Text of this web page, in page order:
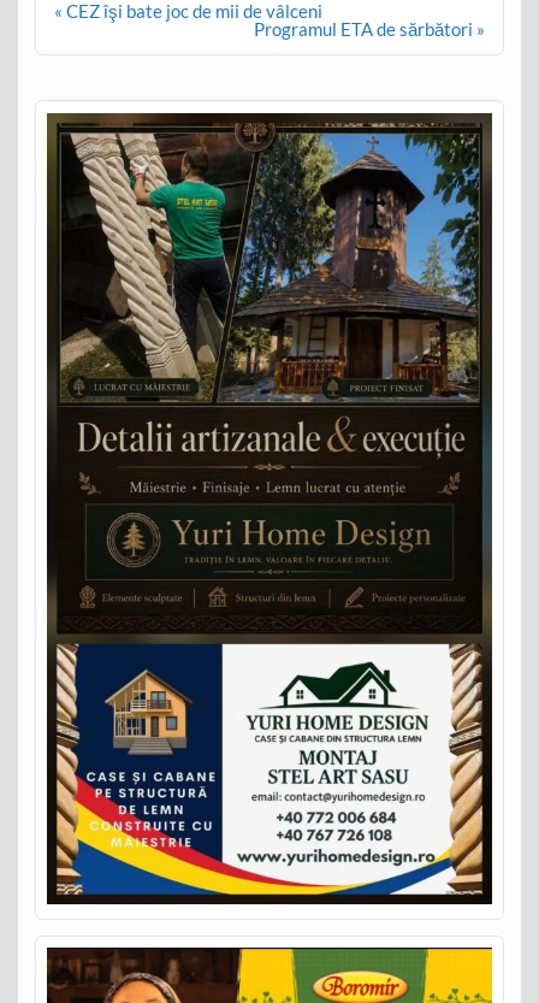
Post
navigation
« CEZ îşi bate joc de mii de vâlceni
Programul ETA de sărbători »